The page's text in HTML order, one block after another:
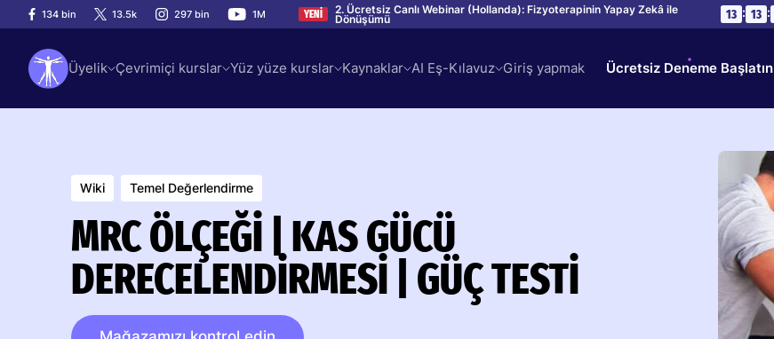
134 bin 13.5k 297 bin 1M YENİ 2. Ücretsiz Canlı Webinar (Hollanda): Fizyoterapinin Yapay Zekâ ile
Dönüşümü 13 : 13 :
Üyelik Çevrimiçi kurslar Yüz yüze kurslar Kaynaklar AI Eş-Kılavuz Giriş yapmak Ücretsiz Deneme Başlatın
Wiki Temel Değerlendirme
MRC ÖLÇEĞI | KAS GÜCÜ
DERECELENDIRMESI | GÜÇ TESTI